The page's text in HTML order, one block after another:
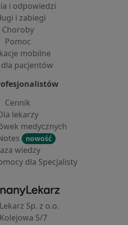
i odpowiedzi
i zabiegi
Choroby
Pomoc
mobilne
pacjentów
Cennik
lekarzy
medycznych
nowość
wiedzy
dla Specjalisty
ZnanyLekarz - Strona główna
Sp. z o.o.
5/7